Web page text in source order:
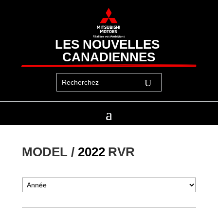
LES NOUVELLES
CANADIENNES
MODEL / 2022 RVR